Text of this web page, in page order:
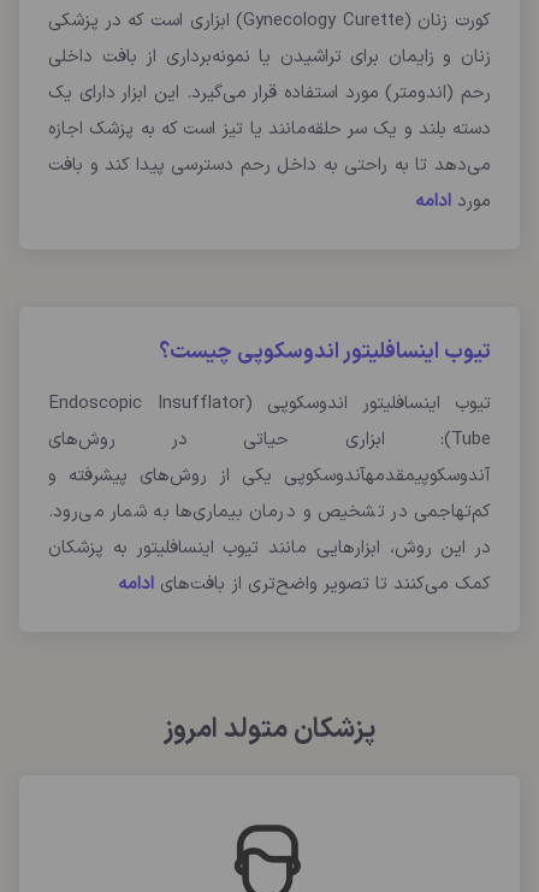
کورت زنان (Gynecology Curette) ابزاری است که در پزشکی
زنان و زایمان برای تراشیدن یا نمونه‌برداری از بافت داخلی
رحم (اندومتر) مورد استفاده قرار می‌گیرد. این ابزار دارای یک
دسته بلند و یک سر حلقه‌مانند یا تیز است که به پزشک اجازه
می‌دهد تا به راحتی به داخل رحم دسترسی پیدا کند و بافت
مورد ادامه
تیوب اینسافلیتور اندوسکوپی چیست؟
تیوب اینسافلیتور اندوسکوپی (Endoscopic Insufflator
Tube): ابزاری حیاتی در روش‌های
آندوسکوپیمقدمهآندوسکوپی یکی از روش‌های پیشرفته و
کم‌تهاجمی در تشخیص و درمان بیماری‌ها به شمار می‌رود.
در این روش، ابزارهایی مانند تیوب اینسافلیتور به پزشکان
کمک می‌کنند تا تصویر واضح‌تری از بافت‌های ادامه
پزشکان متولد امروز